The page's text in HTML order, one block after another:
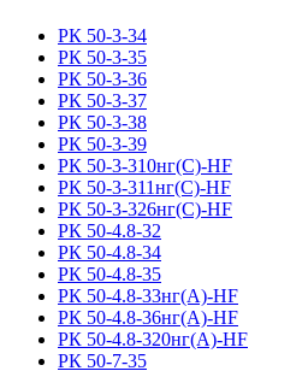
РК 50-3-34
РК 50-3-35
РК 50-3-36
РК 50-3-37
РК 50-3-38
РК 50-3-39
РК 50-3-310нг(С)-HF
РК 50-3-311нг(С)-HF
РК 50-3-326нг(С)-HF
РК 50-4.8-32
РК 50-4.8-34
РК 50-4.8-35
РК 50-4.8-33нг(A)-HF
РК 50-4.8-36нг(A)-HF
РК 50-4.8-320нг(A)-HF
РК 50-7-35